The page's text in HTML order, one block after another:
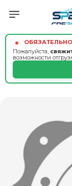
Пожалуйста,
возможности